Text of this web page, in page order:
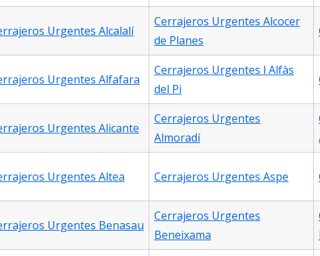
Urgentes Alcalalí
Cerrajeros Urgentes Alcocer
de Planes
Urgentes Alfafara
Cerrajeros Urgentes l Alfàs
del Pi
Urgentes Alicante
Cerrajeros Urgentes
Almoradí
Urgentes Altea Cerrajeros Urgentes Aspe
Urgentes Benasau
Cerrajeros Urgentes
Beneixama